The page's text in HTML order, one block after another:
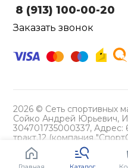
8 (913) 100-00-20
Заказать звонок
2026 © Сеть спортивных
Сойко Андрей Юрьевич,
304701735000337, Адрес:
тракт,12 (компания
Политика